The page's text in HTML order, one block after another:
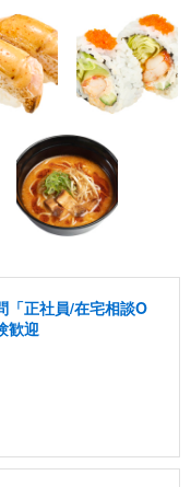
「正社員/在宅相談O
歓迎